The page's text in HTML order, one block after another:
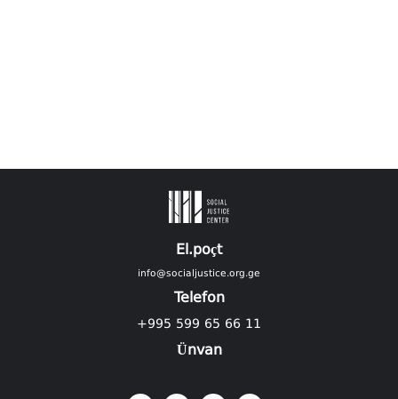
El.poçt
info@socialjustice.org.ge
Telefon
+995 599 65 66 11
Ünvan